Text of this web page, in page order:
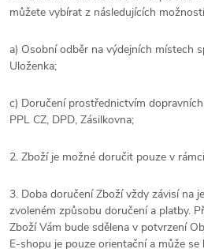
můžete vybírat z následujících
a) Osobní odběr na výdejních místech
Uloženka;
c) Doručení prostřednictvím
PPL CZ, DPD, Zásilkovna;
2. Zboží je možné doručit pouze v
3. Doba doručení Zboží vždy závisí na
zvoleném způsobu doručení a platby.
Zboží Vám bude sdělena v potvrzení
E-shopu je pouze orientační a může